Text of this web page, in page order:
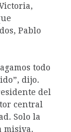
Pablo
todo
dijo.
del
central
Solo la
misiva.